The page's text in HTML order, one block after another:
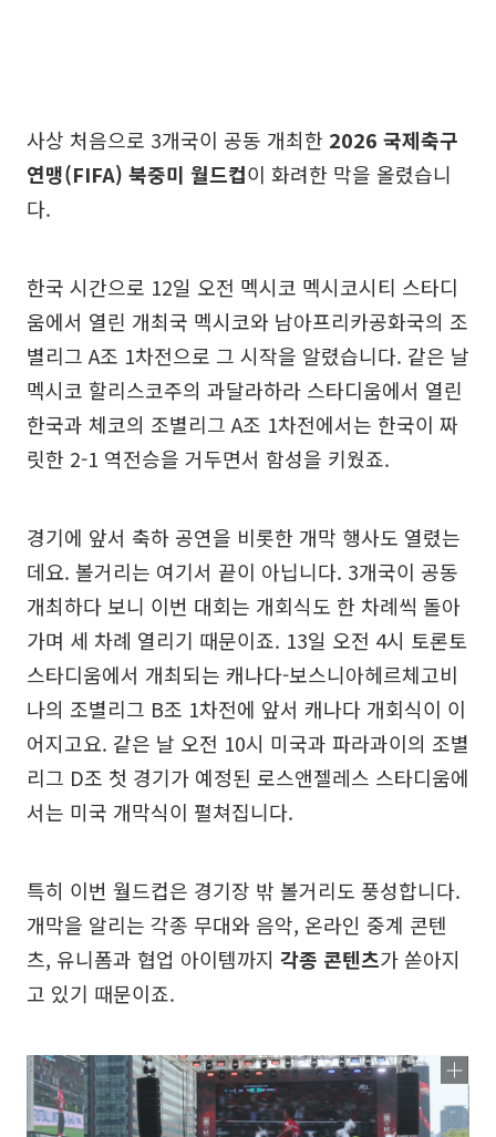
사상 처음으로 3개국이 공동 개최한 2026 국제축구
연맹(FIFA) 북중미 월드컵이 화려한 막을 올렸습니
다.
한국 시간으로 12일 오전 멕시코 멕시코시티 스타디
움에서 열린 개최국 멕시코와 남아프리카공화국의 조
별리그 A조 1차전으로 그 시작을 알렸습니다. 같은 날
멕시코 할리스코주의 과달라하라 스타디움에서 열린
한국과 체코의 조별리그 A조 1차전에서는 한국이 짜
릿한 2-1 역전승을 거두면서 함성을 키웠죠.
경기에 앞서 축하 공연을 비롯한 개막 행사도 열렸는
데요. 볼거리는 여기서 끝이 아닙니다. 3개국이 공동
개최하다 보니 이번 대회는 개회식도 한 차례씩 돌아
가며 세 차례 열리기 때문이죠. 13일 오전 4시 토론토
스타디움에서 개최되는 캐나다-보스니아헤르체고비
나의 조별리그 B조 1차전에 앞서 캐나다 개회식이 이
어지고요. 같은 날 오전 10시 미국과 파라과이의 조별
리그 D조 첫 경기가 예정된 로스앤젤레스 스타디움에
서는 미국 개막식이 펼쳐집니다.
특히 이번 월드컵은 경기장 밖 볼거리도 풍성합니다.
개막을 알리는 각종 무대와 음악, 온라인 중계 콘텐
츠, 유니폼과 협업 아이템까지 각종 콘텐츠가 쏟아지
고 있기 때문이죠.